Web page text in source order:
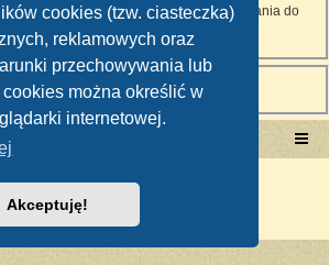
cookies (tzw. ciasteczka)
reklamowych oraz
przechowywania lub
można określić w
internetowej.
Akceptuję!
nie ponosi odpowiedzialności za włamania do
dojść do kradzieży danych.
pakiet językowy dostarcza